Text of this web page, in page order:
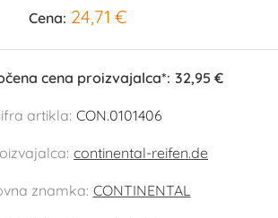
Cena: 24,71 €
cena proizvajalca*: 32,95 €
artikla: CON.0101406
continental-reifen.de
znamka: CONTINENTAL